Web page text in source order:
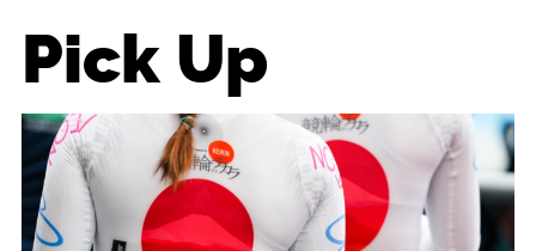
Pick Up